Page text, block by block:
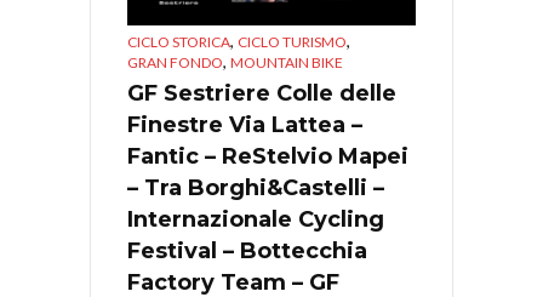
CICLO STORICA, CICLO TURISMO,
GRAN FONDO, MOUNTAIN BIKE
GF Sestriere Colle delle
Finestre Via Lattea –
Fantic – ReStelvio Mapei
– Tra Borghi&Castelli –
Internazionale Cycling
Festival – Bottecchia
Factory Team – GF